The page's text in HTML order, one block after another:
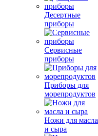
Десертные
приборы
Сервисные
приборы
Приборы для
морепродуктов
Ножи для масла
и сыра